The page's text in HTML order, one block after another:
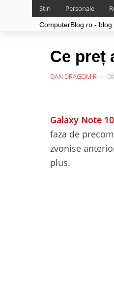
Stiri Personale
ComputerBlog.ro -
Ce preț
DAN DRAGOMIR
Galaxy Note 10
faza de
zvonise
plus.